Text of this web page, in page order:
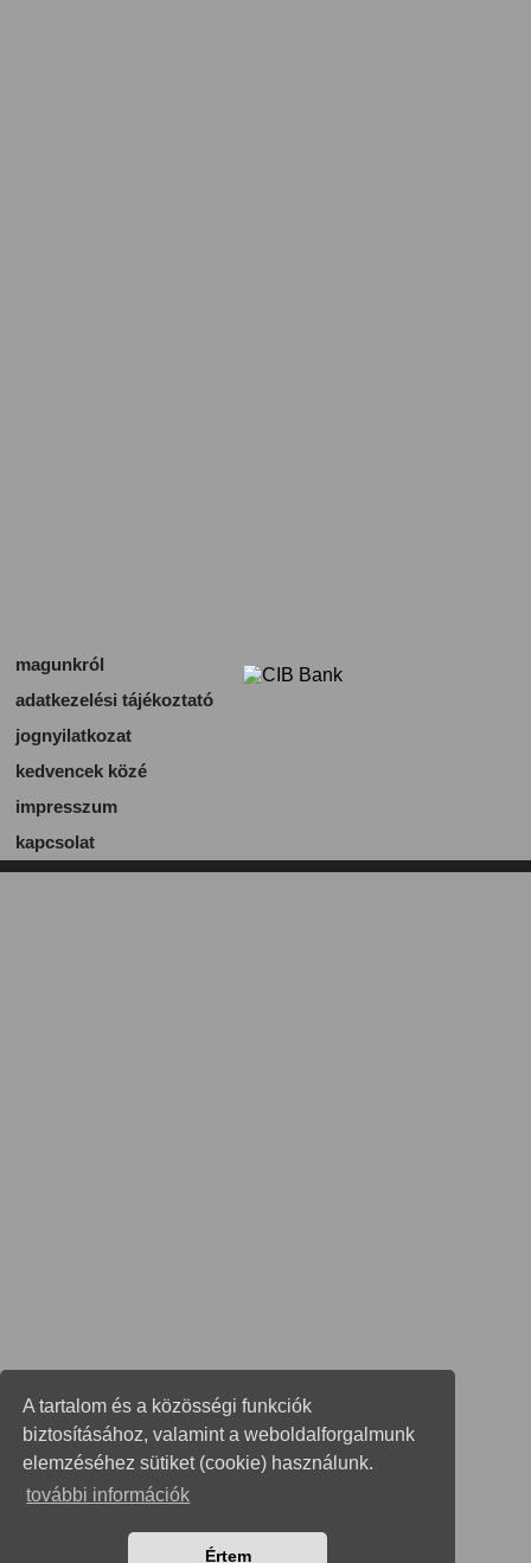
A tartalom és a közösségi funkciók
biztosításához, valamint a weboldalforgalmunk
elemzéséhez sütiket (cookie) használunk.
további információk
Értem
magunkról
adatkezelési tájékoztató
jognyilatkozat
kedvencek közé
impresszum
kapcsolat